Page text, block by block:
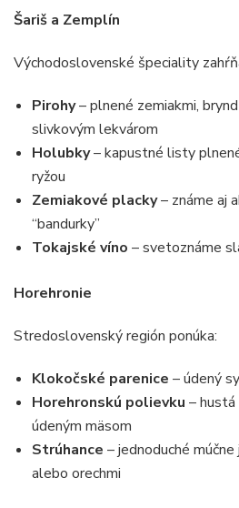
Šariš a Zemplín
Východoslovenské špeciality
Pirohy– plnené zemiakmi,
slivkovým lekvárom
Holubky– kapustné listy
ryžou
Zemiakové placky– známe aj
“bandurky”
Tokajské víno – svetoznáme
Horehronie
Stredoslovenský región ponúka:
Klokočské parenice – údený
Horehronskú polievku –
údeným mäsom
Strúhance – jednoduché
alebo orechmi